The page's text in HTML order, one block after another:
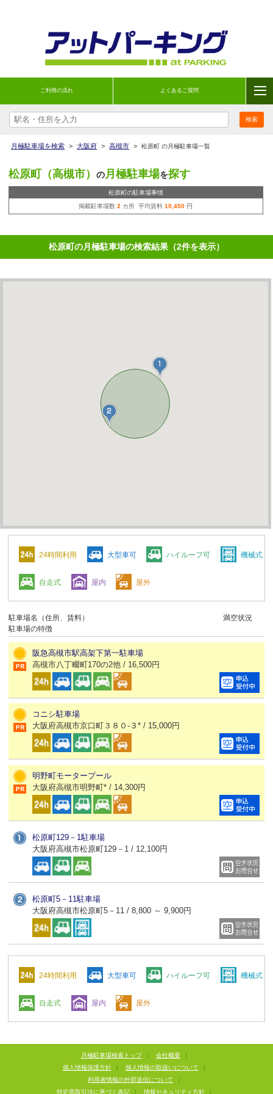
ご利用の流れ よくあるご質問
月極駐車場を検索 > 大阪府 > 高槻市 > 松原町 の月極駐車場一覧
松原町（高槻市） の月極駐車場を探す
松原町の駐車場事情
掲載駐車場数2 カ所 平均賃料10,450 円
松原町の月極駐車場の検索結果（2件を表示）
24時間利用 大型車可 ハイルーフ可 機械式
自走式 屋内 屋外
駐車場名（住所、賃料）
駐車場の特徴
満空状況
阪急高槻市駅高架下第一駐車場
高槻市八丁畷町170の2他 / 16,500円
コニシ駐車場
大阪府高槻市京口町３８０-３* / 15,000円
明野町モータープール
大阪府高槻市明野町* / 14,300円
松原町129－1駐車場
大阪府高槻市松原町129－1 / 12,100円
松原町5－11駐車場
大阪府高槻市松原町5－11 / 8,800 ～ 9,900円
24時間利用 大型車可 ハイルーフ可 機械式
自走式 屋内 屋外
月極駐車場検索トップ | 会社概要
|
個人情報保護方針
| 個人情報の取扱いについて
|
利用者情報の外部送信について
|
特定商取引法に基づく表記
| 情報セキュリティ方針 |